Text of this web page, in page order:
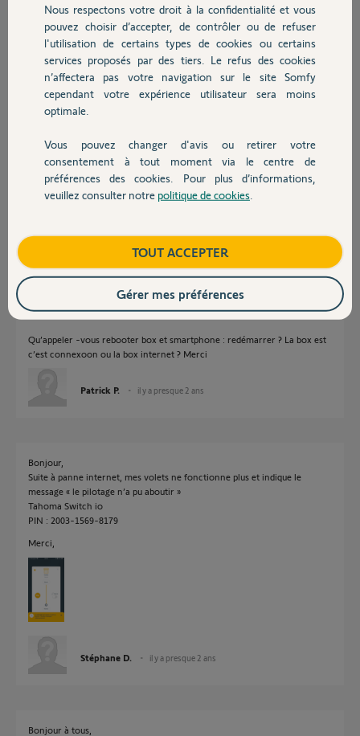
Chauffage
Autres produits
Devis avec un pro
Contact
Réponses
Bonjour
Commencez par rebootez votre box internet et votre smartphone.
Bonsoir,
Loic il y a presque 2 ans
Qu’appeler -vous rebooter box et smartphone : redémarrer ? La box est
c’est connexoon ou la box internet ? Merci
Patrick P. il y a presque 2 ans
Bonjour,
Suite à panne internet, mes volets ne fonctionne plus et indique le
message « le pilotage n’a pu aboutir »
Tahoma Switch io
PIN : 2003-1569-8179
Merci,
Stéphane D. il y a presque 2 ans
Bonjour à tous,
Nous respectons votre droit à la confidentialité et vous
pouvez choisir d’accepter, de contrôler ou de refuser
l'utilisation de certains types de cookies ou certains
services proposés par des tiers. Le refus des cookies
n’affectera pas votre navigation sur le site Somfy
cependant votre expérience utilisateur sera moins
optimale.
Vous pouvez changer d'avis ou retirer votre
consentement à tout moment via le centre de
préférences des cookies. Pour plus d’informations,
veuillez consulter notre politique de cookies
TOUT ACCEPTER
Gérer mes préférences